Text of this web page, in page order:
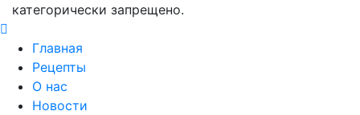
категорически запрещено.
Главная
Рецепты
О нас
Новости